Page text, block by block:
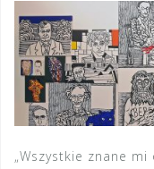
„Wszystkie znane